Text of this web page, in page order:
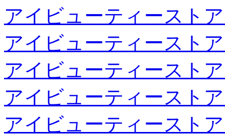
アイビューティースト
アイビューティースト
アイビューティースト
アイビューティースト
アイビューティースト